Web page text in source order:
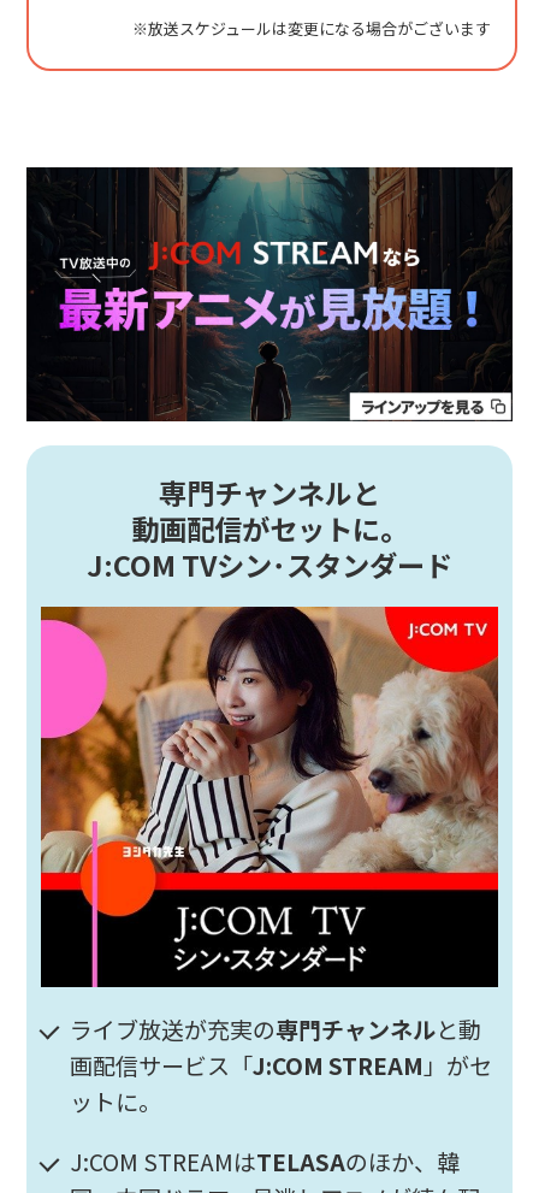
※放送スケジュールは変更になる場合がございます
専門チャンネルと
動画配信がセットに。
J:COM TVシン･スタンダード
ライブ放送が充実の専門チャンネルと動
画配信サービス「J:COM STREAM 」がセ
ットに。
J:COM STREAMはTELASAのほか、韓